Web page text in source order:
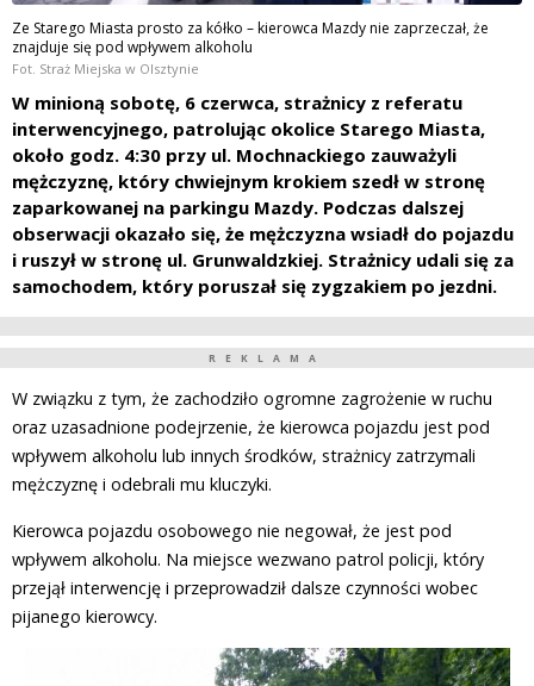
Ze Starego Miasta prosto za kółko – kierowca Mazdy nie zaprzeczał, że
znajduje się pod wpływem alkoholu
Fot. Straż Miejska w Olsztynie
W minioną sobotę, 6 czerwca, strażnicy z referatu
interwencyjnego, patrolując okolice Starego Miasta,
około godz. 4:30 przy ul. Mochnackiego zauważyli
mężczyznę, który chwiejnym krokiem szedł w stronę
zaparkowanej na parkingu Mazdy. Podczas dalszej
obserwacji okazało się, że mężczyzna wsiadł do pojazdu
i ruszył w stronę ul. Grunwaldzkiej. Strażnicy udali się za
samochodem, który poruszał się zygzakiem po jezdni.
REKLAMA
W związku z tym, że zachodziło ogromne zagrożenie w ruchu
oraz uzasadnione podejrzenie, że kierowca pojazdu jest pod
wpływem alkoholu lub innych środków, strażnicy zatrzymali
mężczyznę i odebrali mu kluczyki.
Kierowca pojazdu osobowego nie negował, że jest pod
wpływem alkoholu. Na miejsce wezwano patrol policji, który
przejął interwencję i przeprowadził dalsze czynności wobec
pijanego kierowcy.